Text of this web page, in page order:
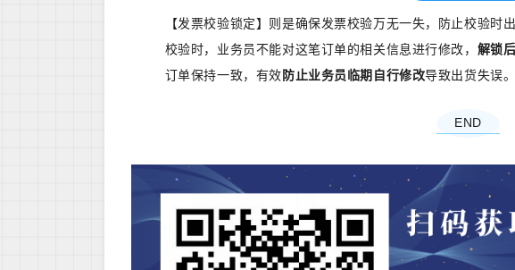
【发票校验锁定】则是确保发票校验万无一失，防止校验时
校验时，业务员不能对这笔订单的相关信息进行修改， 解锁
订单保持一致，有效防止业务员临期自行修改导致出货失误。
END